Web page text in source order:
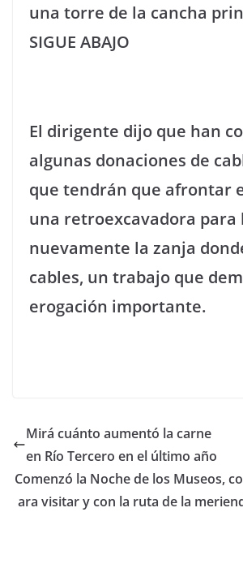
una torre de la cancha
SIGUE ABAJO
El dirigente dijo que han
algunas donaciones de
que tendrán que afrontar
una retroexcavadora para
nuevamente la zanja
cables, un trabajo que
erogación importante.
Mirá cuánto aumentó la carne
en Río Tercero en el último año
Comenzó la Noche de los Museos,
ara visitar y con la ruta de la